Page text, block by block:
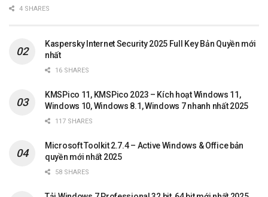
4 SHARES
Kaspersky Internet Security 2025 Full Key Bản Quyền mới
nhất
16 SHARES
KMSPico 11, KMSPico 2023 – Kích hoạt Windows 11,
Windows 10, Windows 8.1, Windows 7 nhanh nhất 2025
117 SHARES
Microsoft Toolkit 2.7.4 – Active Windows & Office bản
quyền mới nhất 2025
58 SHARES